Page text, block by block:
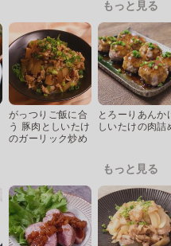
もっと見る
がっつりご飯に合
う 豚肉としいたけ
のガーリック炒め
とろーりあんか
しいたけの肉詰
もっと見る